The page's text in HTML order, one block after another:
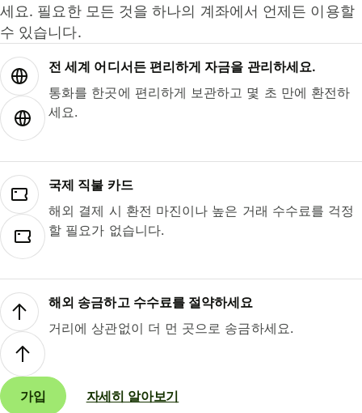
세요. 필요한 모든 것을 하나의 계좌에서 언제든 이용할
수 있습니다.
전 세계 어디서든 편리하게 자금을 관리하세요.
통화를 한곳에 편리하게 보관하고 몇 초 만에 환전하
세요.
국제 직불 카드
해외 결제 시 환전 마진이나 높은 거래 수수료를 걱정
할 필요가 없습니다.
해외 송금하고 수수료를 절약하세요
거리에 상관없이 더 먼 곳으로 송금하세요.
가입 자세히 알아보기